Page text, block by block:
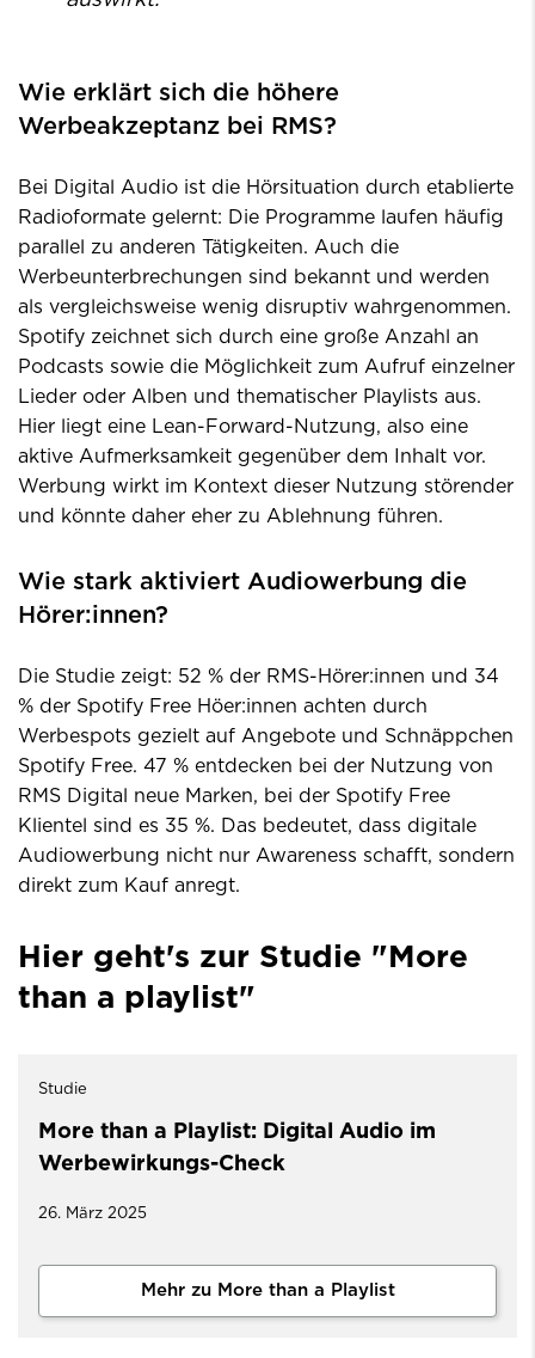
Wie erklärt sich die höhere
Werbeakzeptanz bei RMS?
Bei Digital Audio ist die Hörsituation durch etablierte
Radioformate gelernt: Die Programme laufen häufig
parallel zu anderen Tätigkeiten. Auch die
Werbeunterbrechungen sind bekannt und werden
als vergleichsweise wenig disruptiv wahrgenommen.
Spotify zeichnet sich durch eine große Anzahl an
Podcasts sowie die Möglichkeit zum Aufruf einzelner
Lieder oder Alben und thematischer Playlists aus.
Hier liegt eine Lean-Forward-Nutzung, also eine
aktive Aufmerksamkeit gegenüber dem Inhalt vor.
Werbung wirkt im Kontext dieser Nutzung störender
und könnte daher eher zu Ablehnung führen.
Wie stark aktiviert Audiowerbung die
Hörer:innen?
Die Studie zeigt: 52 % der RMS-Hörer:innen und 34
% der Spotify Free Höer:innen achten durch
Werbespots gezielt auf Angebote und Schnäppchen
Spotify Free. 47 % entdecken bei der Nutzung von
RMS Digital neue Marken, bei der Spotify Free
Klientel sind es 35 %. Das bedeutet, dass digitale
Audiowerbung nicht nur Awareness schafft, sondern
direkt zum Kauf anregt.
Hier geht's zur Studie "More
than a playlist"
Studie
More than a Playlist: Digital Audio im
Werbewirkungs-Check
26. März 2025
Mehr zu More than a Playlist